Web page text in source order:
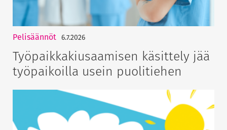
Pelisäännöt 6.7.2026
Työpaikkakiusaamisen käsittely jää
työpaikoilla usein puolitiehen